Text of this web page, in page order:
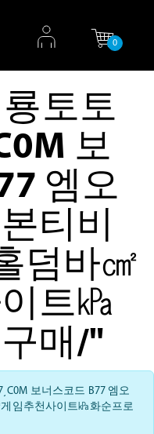
0
토토
보
엠오
티비
덤바㎠
트㎪
매/"
보너스코드 B77 엠오
임추천사이트㎪화순프로